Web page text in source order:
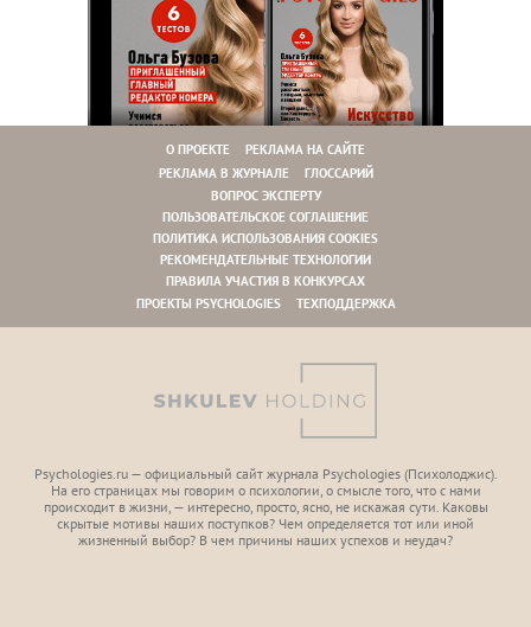
О ПРОЕКТЕ
РЕКЛАМА НА САЙТЕ
РЕКЛАМА В ЖУРНАЛЕ
ГЛОССАРИЙ
ВОПРОС ЭКСПЕРТУ
ПОЛЬЗОВАТЕЛЬСКОЕ СОГЛАШЕНИЕ
ПОЛИТИКА ИСПОЛЬЗОВАНИЯ COOKIES
РЕКОМЕНДАТЕЛЬНЫЕ ТЕХНОЛОГИИ
ПРАВИЛА УЧАСТИЯ В КОНКУРСАХ
ПРОЕКТЫ PSYCHOLOGIES
ТЕХПОДДЕРЖКА
Psychologies.ru — официальный сайт журнала Psychologies (Психoлоджиc).
На его страницах мы говорим о психологии, о смысле того, что с нами
происходит в жизни, — интересно, просто, ясно, не искажая сути. Каковы
скрытые мотивы наших поступков? Чем определяется тот или иной
жизненный выбор? В чем причины наших успехов и неудач?